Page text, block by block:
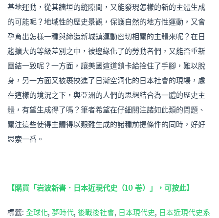
基地運動，從其牆垣的縫隙間，又能發現怎樣的新的主體生成
的可能呢？地域性的歷史景觀，保護自然的地方性運動，又會
孕育出怎樣一種與締造新城鎮運動密切相關的主體來呢？在日
趨擴大的等級差別之中，被邊緣化了的勞動者們，又能否重新
團結一致呢？一方面，讓美國這道鎖卡給拴住了手腳，難以脫
身，另一方面又被裹挾進了日漸空洞化的日本社會的現場，處
在這樣的境況之下，與亞洲的人們的思想結合為一體的歷史主
體，有望生成得了嗎？筆者希望在仔細關注諸如此類的問題、
關注這些使得主體得以艱難生成的諸種前提條件的同時，好好
思索一番。
【購買「岩波新書．日本近現代史（10 卷）」，可按此】
標籤: 全球化, 夢時代, 後戰後社會, 日本現代史, 日本近現代史系